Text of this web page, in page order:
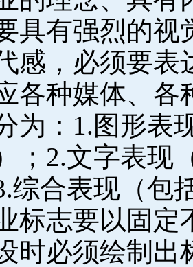
具有强烈的视
感，必须要表
各种媒体、
为：1.图形表
；2.文字表现
综合表现（包
标志要以固定
时必须绘制